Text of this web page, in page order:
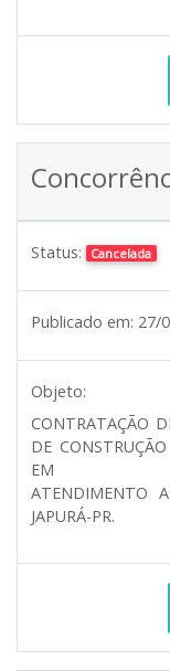
Status: Cancelada
Publicado em: 27/
Objeto:
CONTRATAÇÃO
DE
EM
ATENDIMENTO
JAPURÁ-PR.